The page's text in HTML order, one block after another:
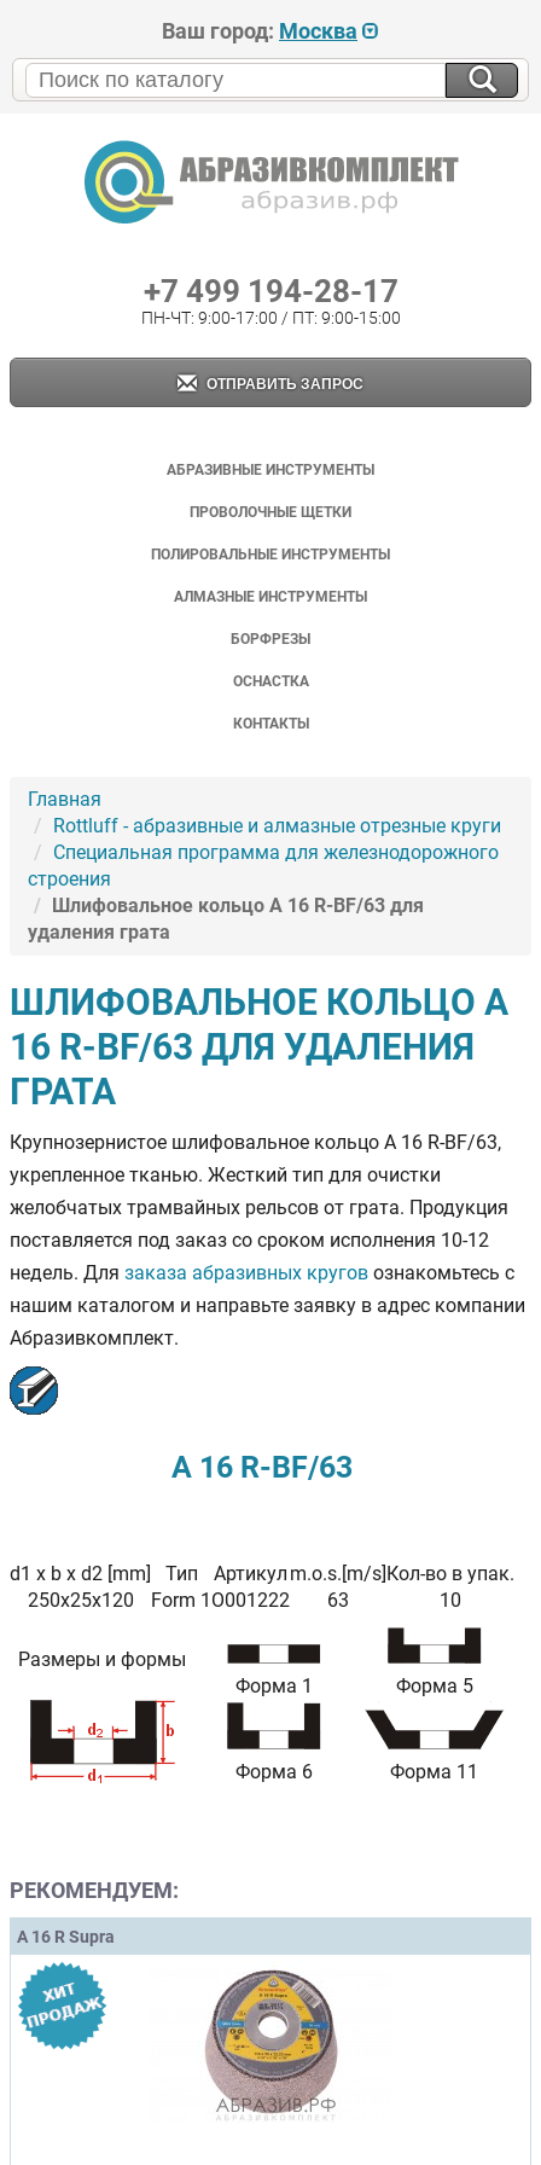
Ваш город: Москва
+7 499 194-28-17
ПН-ЧТ: 9:00-17:00 / ПТ: 9:00-15:00
ОТПРАВИТЬ ЗАПРОС
АБРАЗИВНЫЕ ИНСТРУМЕНТЫ
ПРОВОЛОЧНЫЕ ЩЕТКИ
ПОЛИРОВАЛЬНЫЕ ИНСТРУМЕНТЫ
АЛМАЗНЫЕ ИНСТРУМЕНТЫ
БОРФРЕЗЫ
ОСНАСТКА
КОНТАКТЫ
Главная
Rottluff - абразивные и алмазные отрезные круги
Специальная программа для железнодорожного
строения
Шлифовальное кольцо A 16 R-BF/63 для
удаления грата
ШЛИФОВАЛЬНОЕ КОЛЬЦО A
16 R-BF/63 ДЛЯ УДАЛЕНИЯ
ГРАТА
Крупнозернистое шлифовальное кольцо A 16 R-BF/63,
укрепленное тканью. Жесткий тип для очистки
желобчатых трамвайных рельсов от грата. Продукция
поставляется под заказ со сроком исполнения 10-12
недель. Для заказа абразивных кругов ознакомьтесь с
нашим каталогом и направьте заявку в адрес компании
Абразивкомплект.
A 16 R-BF/63
d1 x b x d2 [mm] Тип Артикул m.o.s.[m/s]Кол-во в упак.
250x25x120
Form 1 O001222 63 10
Размеры и формы
Форма 1
Форма 5
Форма 6 Форма 11
РЕКОМЕНДУЕМ:
A 16 R Supra